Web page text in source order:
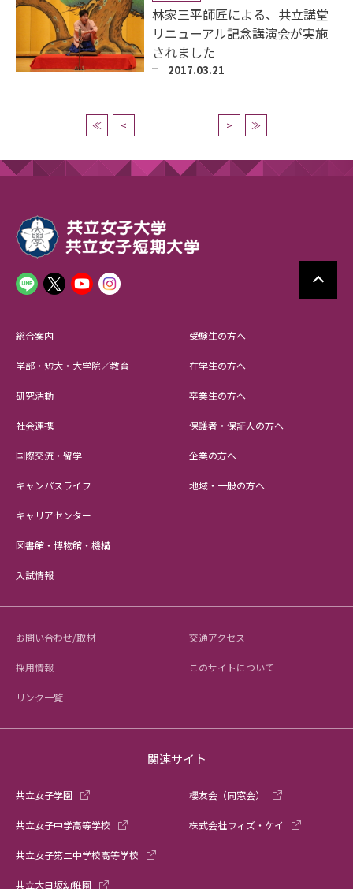
林家三平師匠による、共立講堂
リニューアル記念講演会が実施
されました
2017.03.21
≪ < > ≫
総合案内
学部・短大・大学院／教育
研究活動
社会連携
国際交流・留学
キャンパスライフ
キャリアセンター
図書館・博物館・機構
入試情報
受験生の方へ
在学生の方へ
卒業生の方へ
保護者・保証人の方へ
企業の方へ
地域・一般の方へ
お問い合わせ/取材 交通アクセス
採用情報 このサイトについて
リンク一覧
関連サイト
共立女子学園
共立女子中学高等学校
共立女子第二中学校高等学校
共立大日坂幼稚園
櫻友会（同窓会）
株式会社ウィズ・ケイ